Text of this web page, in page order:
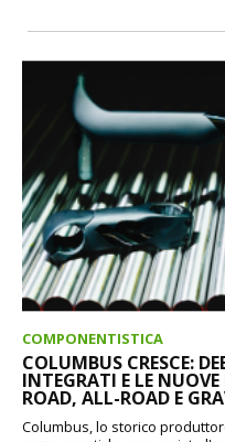
COMPONENTISTICA
COLUMBUS CRESCE:
INTEGRATI E LE
ROAD, ALL-ROAD E
Columbus, lo storico